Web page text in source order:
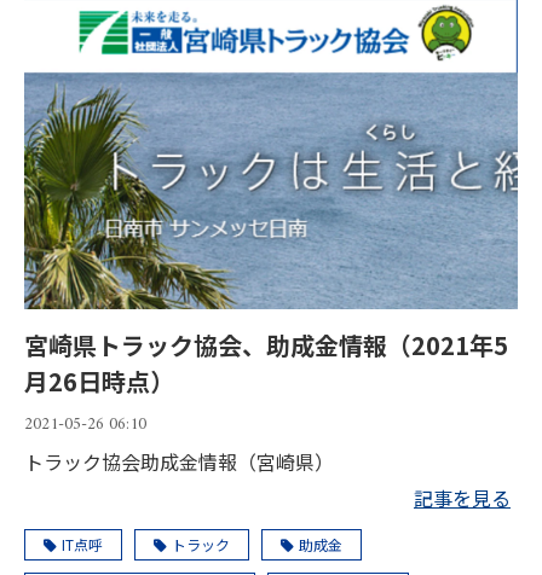
宮崎県トラック協会、助成金情報（2021年5
月26日時点）
2021-05-26 06:10
トラック協会助成金情報（宮崎県）
記事を見る
IT点呼 トラック 助成金